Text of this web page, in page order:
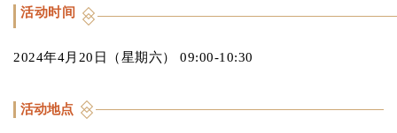
活动时间
2024年4月20日（星期六） 09:00-10:30
活动地点